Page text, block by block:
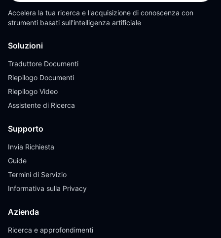
Accelera la tua ricerca e l'acquisizione di conoscenza con
strumenti basati sull'intelligenza artificiale
Soluzioni
Traduttore Documenti
Riepilogo Documenti
Riepilogo Video
Assistente di Ricerca
Supporto
Invia Richiesta
Guide
Termini di Servizio
Informativa sulla Privacy
Azienda
Ricerca e approfondimenti